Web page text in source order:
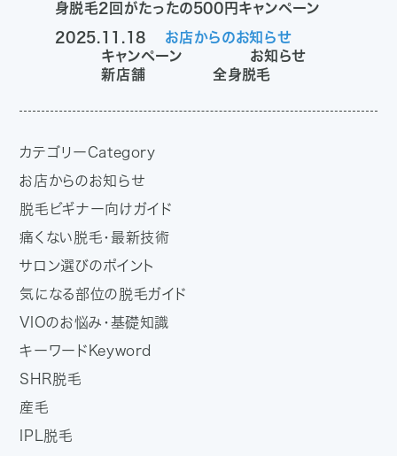
身脱毛2回がたったの500円キャンペーン
2025.11.18
お店からのお知らせ
キャンペーン
お知らせ
新店舗
全身脱毛
カテゴリーCategory
お店からのお知らせ
脱毛ビギナー向けガイド
痛くない脱毛・最新技術
サロン選びのポイント
気になる部位の脱毛ガイド
VIOのお悩み・基礎知識
キーワード Keyword
SHR脱毛
産毛
IPL脱毛